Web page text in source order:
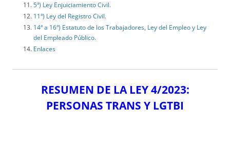
5ª) Ley Enjuiciamiento Civil.
11ª) Ley del Registro Civil.
14ª a 16ª) Estatuto de los Trabajadores, Ley del Empleo y Ley
del Empleado Público.
Enlaces
RESUMEN DE LA LEY 4/2023:
PERSONAS TRANS Y LGTBI